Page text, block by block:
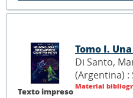
Texto impreso
Tomo I.
Di Santo,
(Argentina) :
Material